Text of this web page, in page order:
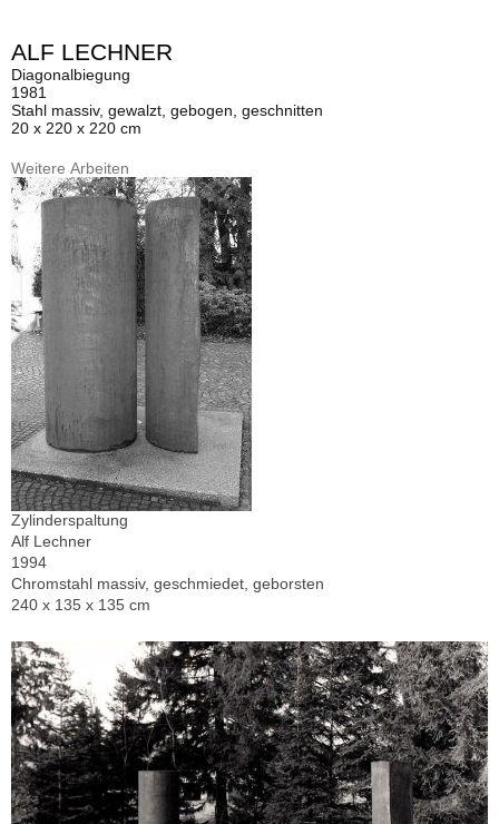
ALF LECHNER
Diagonalbiegung
1981
Stahl massiv, gewalzt, gebogen, geschnitten
20 x 220 x 220 cm
Weitere Arbeiten
Zylinderspaltung
Alf Lechner
1994
Chromstahl massiv, geschmiedet, geborsten
240 x 135 x 135 cm